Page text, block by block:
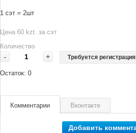
1 сэт = 2шт
Цена 60 kzt. за сэт
Количество
- + Требуется регистрация
Остаток: 0
Комментарии Вконтакте
Добавить